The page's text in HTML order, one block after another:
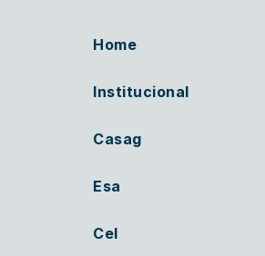
Home
Institucional
Casag
Esa
Cel